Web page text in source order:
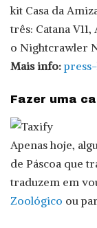
kit Casa da
três: Catana
o Nightcrawler
Mais info:
Fazer uma
Apenas hoje,
de Páscoa que
traduzem em
Zoológico ou